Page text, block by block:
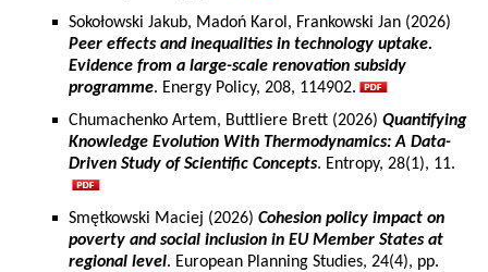
Sokołowski Jakub, Madoń Karol, Frankowski Jan (2026)
Peer effects and inequalities in technology uptake.
Evidence from a large-scale renovation subsidy
programme. Energy Policy, 208, 114902.
Chumachenko Artem, Buttliere Brett (2026) Quantifying
Knowledge Evolution With Thermodynamics: A Data-
Driven Study of Scientific Concepts. Entropy, 28(1), 11.
Smętkowski Maciej (2026) Cohesion policy impact on
poverty and social inclusion in EU Member States at
regional level. European Planning Studies, 24(4), pp.